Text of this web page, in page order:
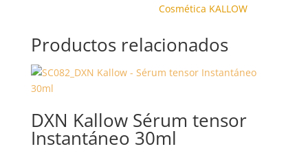
150ml
Cosmética KALLOW
Productos relacionados
DXN Kallow Sérum tensor
Instantáneo 30ml